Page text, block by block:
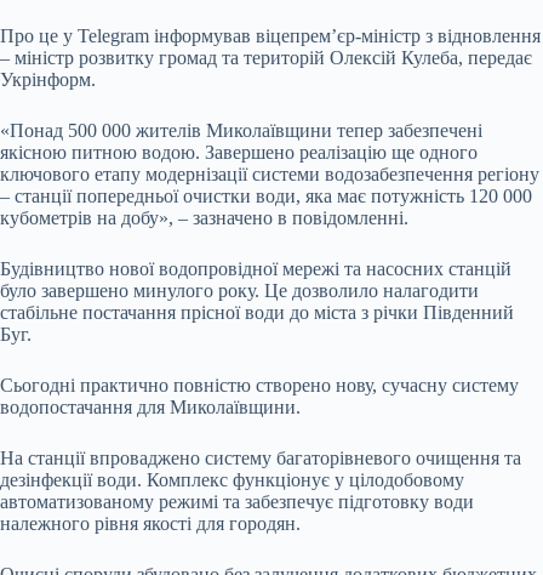
Про це у Telegram інформував віцепрем’єр-міністр з відновлення
– міністр розвитку громад та територій Олексій Кулеба, передає
Укрінформ.
«Понад 500 000 жителів Миколаївщини тепер забезпечені
якісною питною водою. Завершено реалізацію ще одного
ключового етапу модернізації системи водозабезпечення регіону
– станції попередньої очистки води, яка має потужність 120 000
кубометрів на добу», – зазначено в повідомленні.
Будівництво нової водопровідної мережі та насосних станцій
було завершено минулого року. Це дозволило налагодити
стабільне постачання прісної води до міста з річки Південний
Буг.
Сьогодні практично повністю створено нову, сучасну систему
водопостачання для Миколаївщини.
На станції впроваджено систему багаторівневого очищення та
дезінфекції води. Комплекс функціонує у цілодобовому
автоматизованому режимі та забезпечує підготовку води
належного рівня якості для городян.